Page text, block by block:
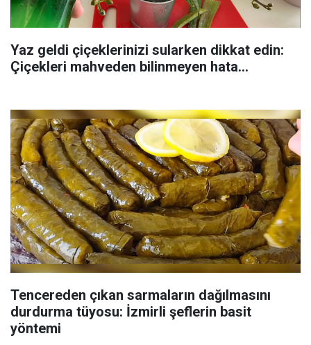
Yaz geldi çiçeklerinizi sularken dikkat edin:
Çiçekleri mahveden bilinmeyen hata...
Tencereden çıkan sarmaların dağılmasını
durdurma tüyosu: İzmirli şeflerin basit
yöntemi